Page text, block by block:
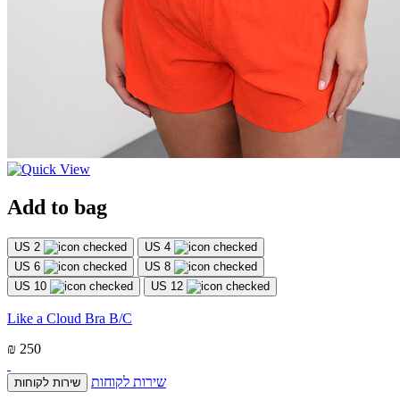
Add to bag
US 2
US 4
US 6
US 8
US 10
US 12
Like a Cloud Bra B/C
₪ 250
שירות לקוחות שירות לקוחות